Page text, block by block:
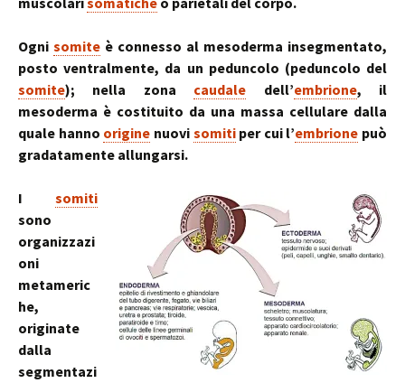
Ogni somite è connesso al mesoderma insegmentato,
posto ventralmente, da un peduncolo (peduncolo del
somite); nella zona caudale dell’embrione, il
mesoderma è costituito da una massa cellulare dalla
quale hanno origine nuovi somitiper cui l’embrione può
gradatamente allungarsi.
I somiti
sono
organizzazi
oni
metameric
he,
originate
dalla
segmentazi